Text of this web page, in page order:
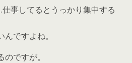
事してるとうっかり集中する
ですよね。
ですが。